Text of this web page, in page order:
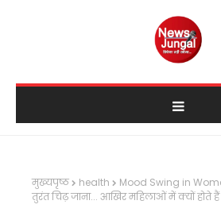
मुख्यपृष्ठ health
Mood Swing in
तुरंत चिढ़ जाना... आखिर महिलाओं में क्यों होते हैं